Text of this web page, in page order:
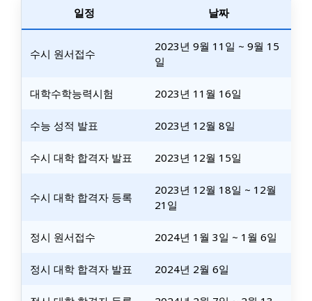
일정 날짜
수시 원서접수
2023년 9월 11일 ~ 9월 15
일
대학수학능력시험 2023년 11월 16일
수능 성적 발표 2023년 12월 8일
수시 대학 합격자 발표 2023년 12월 15일
수시 대학 합격자 등록
2023년 12월 18일 ~ 12월
21일
정시 원서접수 2024년 1월 3일 ~ 1월 6일
정시 대학 합격자 발표 2024년 2월 6일